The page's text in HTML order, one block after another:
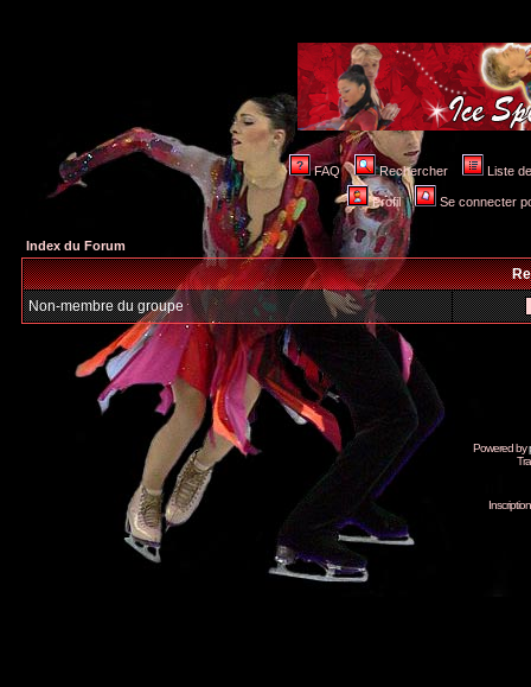
FAQ Rechercher Liste
Profil Se connecter
Index du Forum
Non-membre du groupe
Powered by